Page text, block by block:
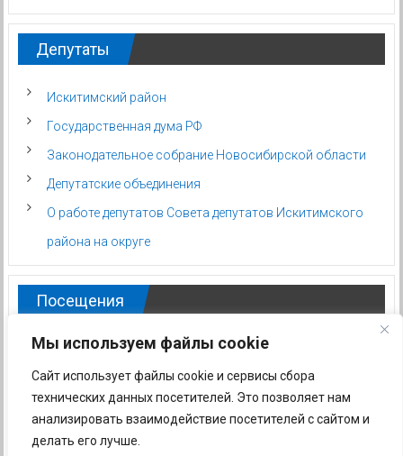
Мы используем файлы cookie
Сайт использует файлы cookie и сервисы сбора
технических данных посетителей. Это позволяет нам
анализировать взаимодействие посетителей с сайтом и
делать его лучше.
Депутаты
Искитимский район
Государственная дума РФ
Законодательное собрание Новосибирской области
Депутатские объединения
О работе депутатов Совета депутатов Искитимского
района на округе
Посещения